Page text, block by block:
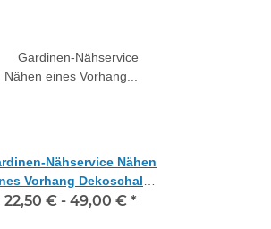
Nähservice Nähen
Vorhang Dekoschals,
Maßanfertigung
22,50 € - 49,00 € *